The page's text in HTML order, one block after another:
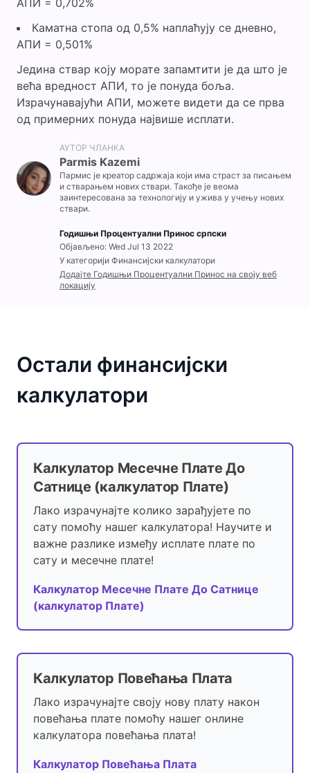
АПИ = 0,702%
Каматна стопа од 0,5% наплаћују се дневно,
АПИ = 0,501%
Једина ствар коју морате запамтити је да што је
већа вредност АПИ, то је понуда боља.
Израчунавајући АПИ, можете видети да се прва
од примерних понуда највише исплати.
АУТОР ЧЛАНКА
Parmis Kazemi
Пармис је креатор садржаја који има страст за писањем
и стварањем нових ствари. Такође је веома
заинтересована за технологију и ужива у учењу нових
ствари.
Годишњи Процентуални Принос српски
Објављено: Wed Jul 13 2022
У категорији Финансијски калкулатори
Додајте Годишњи Процентуални Принос на своју веб
локацију
Остали финансијски
калкулатори
Калкулатор Месечне Плате До
Сатнице (калкулатор Плате)
Лако израчунајте колико зарађујете по
сату помоћу нашег калкулатора! Научите и
важне разлике између исплате плате по
сату и месечне плате!
Калкулатор Месечне Плате До Сатнице
(калкулатор Плате)
Калкулатор Повећања Плата
Лако израчунајте своју нову плату након
повећања плате помоћу нашег онлине
калкулатора повећања плата!
Калкулатор Повећања Плата